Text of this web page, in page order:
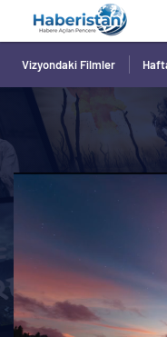
Vizyondaki Filmler